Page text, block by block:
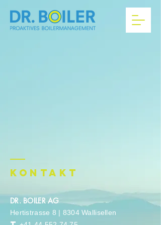
KONtaKT
DR. BOILER AG
Hertistrasse 8 | 8304 Wallisellen